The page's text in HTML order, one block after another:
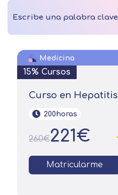
Medicina
15% Cursos
Curso en Hepatitis
200horas
260€221€
Matricularme